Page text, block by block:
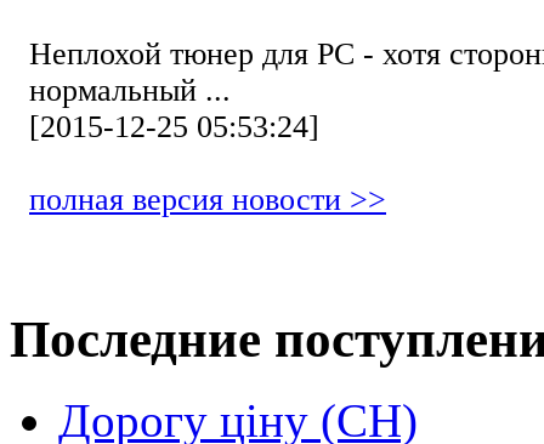
Неплохой тюнер для РС - хотя
нормальный ...
[2015-12-25 05:53:24]
полная версия новости >>
Последние
Дорогу ціну (СН)